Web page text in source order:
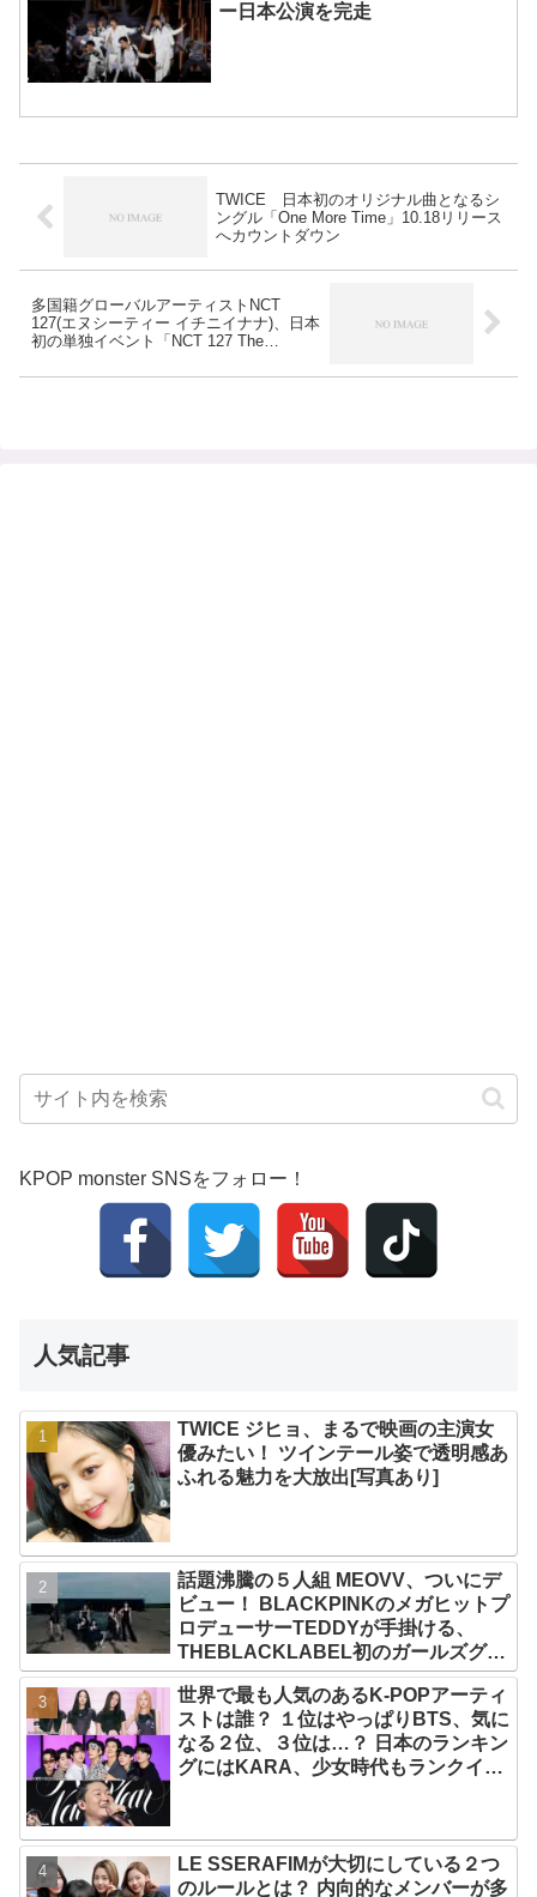
ー日本公演を完走
TWICE 日本初のオリジナル曲となるシ
ングル「One More Time」10.18リリース
へカウントダウン
多国籍グローバルアーティストNCT
127(エヌシーティー イチニイナナ)、日本
初の単独イベント「NCT 127 The
春、日本デビュー決定を電撃発表
KPOP monster SNSをフォロー！
人気記事
TWICE ジヒョ、まるで映画の主演女
優みたい！ ツインテール姿で透明感あ
ふれる魅力を大放出[写真あり]
話題沸騰の５人組 MEOVV、ついにデ
ビュー！ BLACKPINKのメガヒットプ
ロデューサーTEDDYが手掛ける、
THEBLACKLABEL初のガールズグル
ープ！ デビューシングル「MEOW」
をリリース
世界で最も人気のあるK-POPアーティ
ストは誰？ １位はやっぱりBTS、気に
なる２位、３位は…？ 日本のランキン
グにはKARA、少女時代もランクイ
LE SSERAFIMが大切にしている２つ
のルールとは？ 内向的なメンバーが多